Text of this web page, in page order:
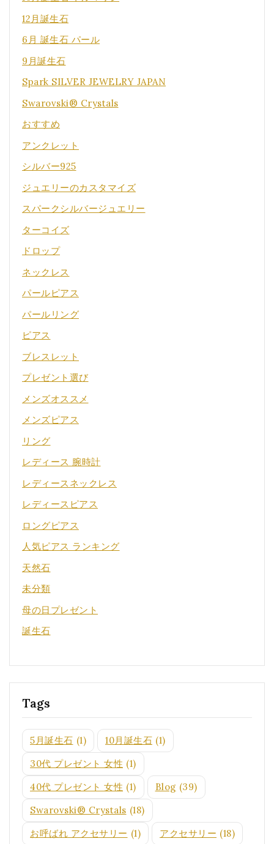
12月誕生石
6月 誕生石 パール
9月誕生石
Spark SILVER JEWELRY JAPAN
Swarovski® Crystals
おすすめ
アンクレット
シルバー925
ジュエリーのカスタマイズ
スパークシルバージュエリー
ターコイズ
ドロップ
ネックレス
パールピアス
パールリング
ピアス
ブレスレット
プレゼント選び
メンズオススメ
メンズピアス
リング
レディース 腕時計
レディースネックレス
レディースピアス
ロングピアス
人気ピアス ランキング
天然石
未分類
母の日プレゼント
誕生石
Tags
5月誕生石 (1) 10月誕生石 (1)
30代 プレゼント 女性 (1)
40代 プレゼント 女性 (1) Blog (39)
Swarovski® Crystals (18)
お呼ばれ アクセサリー (1) アクセサリー (18)